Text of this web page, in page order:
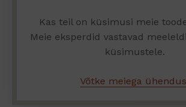
Kas teil on küsimusi meie
Meie eksperdid vastavad
küsimustele.
Võtke meiega